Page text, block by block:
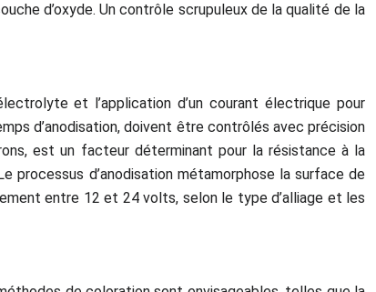
d’oxyde. Un contrôle scrupuleux de la qualité de la
et l’application d’un courant électrique pour
d’anodisation, doivent être contrôlés avec précision
est un facteur déterminant pour la résistance à la
processus d’anodisation métamorphose la surface de
entre 12 et 24 volts, selon le type d’alliage et les